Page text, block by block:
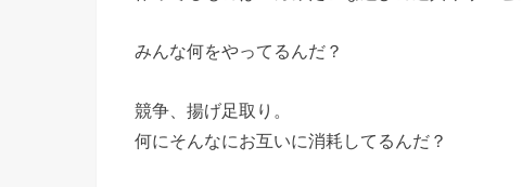
みんな何をやってるんだ？
競争、揚げ足取り。
何にそんなにお互いに消耗してるんだ？